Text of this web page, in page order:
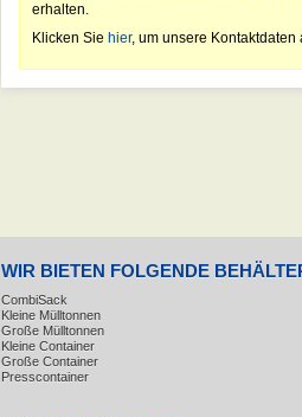
erhalten.
Klicken Sie hier, um unsere Kontaktdaten
WIR BIETEN FOLGENDE
CombiSack
Kleine Mülltonnen
Große Mülltonnen
Kleine Container
Große Container
Presscontainer